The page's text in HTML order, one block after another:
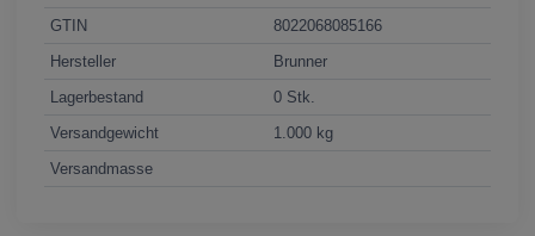
GTIN
8022068085166
Hersteller
Brunner
Lagerbestand
0 Stk.
Versandgewicht
1.000 kg
Versandmasse